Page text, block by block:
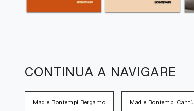
CONTINUA A NAVIGARE
Madie Bontempi Bergamo Madie Bontempi Cantù